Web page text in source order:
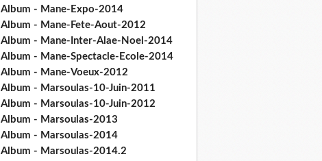
Album - Mane-Expo-2014
Album - Mane-Fete-Aout-2012
Album - Mane-Inter-Alae-Noel-2014
Album - Mane-Spectacle-Ecole-2014
Album - Mane-Voeux-2012
Album - Marsoulas-10-Juin-2011
Album - Marsoulas-10-Juin-2012
Album - Marsoulas-2013
Album - Marsoulas-2014
Album - Marsoulas-2014.2